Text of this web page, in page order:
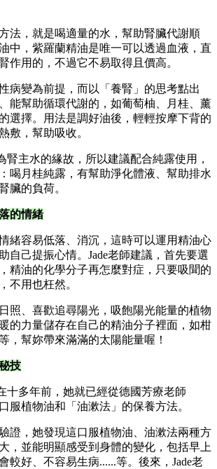
法，就是喝適量的水，幫助腎臟代謝順
中，紫羅蘭精油是唯一可以透過血液，直
作用的，不過它不易取得且價高。
病變為前提，而以「養腎」的思考點出
能幫助循環代謝的，如葡萄柚、月桂、薰
選擇。用法是調好油後，輕輕按摩下背的
敷，幫助吸收。
腎主水的緣故，所以建議配合純露使用，
喝月桂純露，有幫助淨化體液、幫助排水
臟的負荷。
的情緒
緒容易低落、消沉，這時可以運用精油心
自己提振心情。Jade老師建議，首先要選
精油的化學分子再怎麼對症，只要吸聞的
不用也枉然。
照、喜歡追尋陽光，吸飽陽光能量的植物
的力量儲存在自己的精油分子裡面，如柑
，幫妳帶來滿滿的太陽能量喔！
技
十多年前，她就已經從德國芳療老師
服植物油和「油漱法」的保養方法。
證，她發現這口服植物油、油漱法兩種方
，並能明顯感受到身體的變化，包括早上
較好、不容易生病......等。後來，Jade老